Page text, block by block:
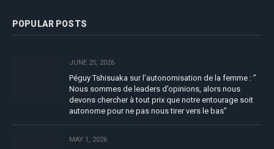
POPULAR POSTS
JUNE 25, 2026
Péguy Tshisuaka sur l’autonomisation de la femme : ”
Nous sommes de leaders d’opinions, alors nous
devons chercher à tout prix que notre entourage soit
autonome pour ne pas nous tirer vers le bas”
MAY 1, 2026